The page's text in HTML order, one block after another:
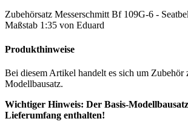
Zubehörsatz Messerschmitt Bf 109G-6 -
Maßstab 1:35 von Eduard
Produkthinweise
Bei diesem Artikel handelt es sich um Zubehör
Modellbausatz.
Wichtiger Hinweis: Der Basis-
Lieferumfang enthalten!